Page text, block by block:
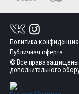
Политика
Публичная оферта
© Все права защищены.
дополнительного